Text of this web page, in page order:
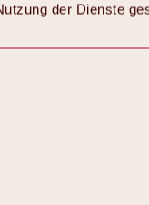
der Dienste